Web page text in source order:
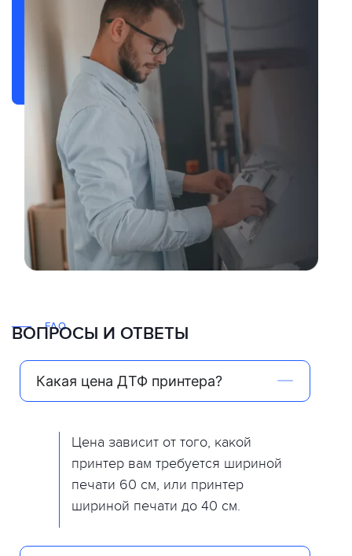
FAQ
ВОПРОСЫ И ОТВЕТЫ
Какая цена ДТФ принтера?
Цена зависит от того, какой
принтер вам требуется шириной
печати 60 см, или принтер
шириной печати до 40 см.